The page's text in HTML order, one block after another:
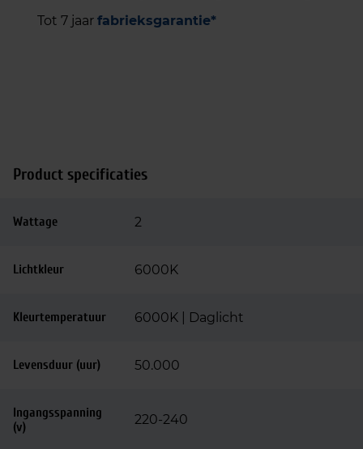
Tot 7 jaar fabrieksgarantie*
Product specificaties
Wattage 2
Lichtkleur 6000K
Kleurtemperatuur 6000K | Daglicht
Levensduur (uur) 50.000
Ingangsspanning
(v)
220-240